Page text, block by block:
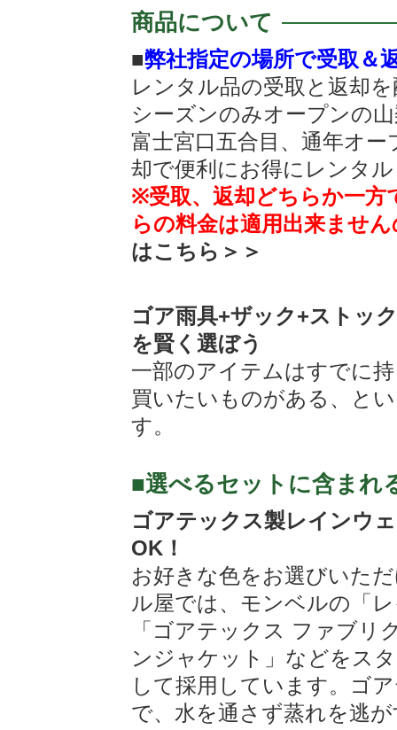
商品について
■弊社指定の場所で受取＆
レンタル品の受取と返却
シーズンのみオープンの
富士宮口五合目、通年オ
却で便利にお得にレンタ
※受取、返却どちらか一方
らの料金は適用出来ませ
はこちら＞＞
ゴア雨具+ザック+ストッ
を賢く選ぼう
一部のアイテムはすでに
買いたいものがある、と
す。
■選べるセットに含まれ
ゴアテックス製レインウ
OK！
お好きな色をお選びいた
ル屋では、モンベルの「
「ゴアテックス ファブリ
ンジャケット」などをス
して採用しています。ゴ
で、水を通さず蒸れを逃